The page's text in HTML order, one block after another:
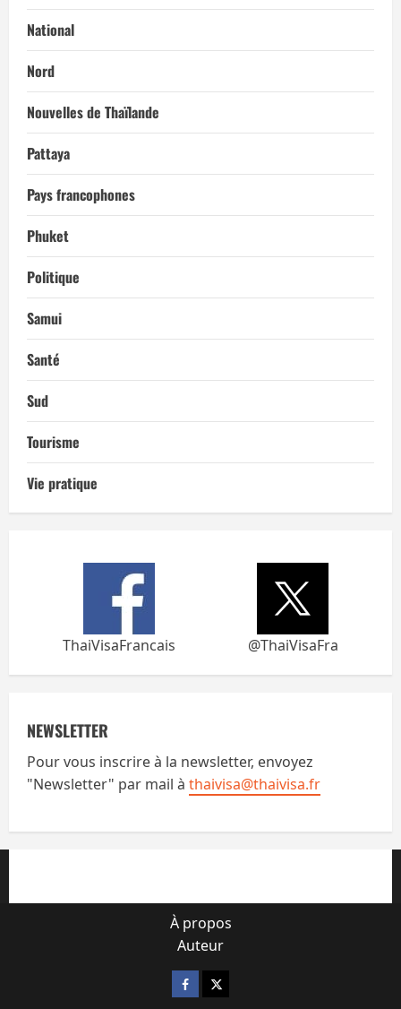
National
Nord
Nouvelles de Thaïlande
Pattaya
Pays francophones
Phuket
Politique
Samui
Santé
Sud
Tourisme
Vie pratique
ThaiVisaFrancais @ThaiVisaFra
NEWSLETTER
Pour vous inscrire à la newsletter, envoyez
"Newsletter" par mail à thaivisa@thaivisa.fr
À propos
Auteur
Facebook
X